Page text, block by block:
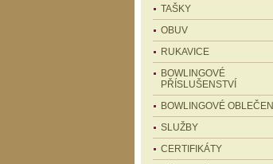
TAŠKY
OBUV
RUKAVICE
BOWLINGOVÉ
PŘÍSLUŠENSTVÍ
BOWLINGOVÉ OBLEČENÍ
SLUŽBY
CERTIFIKÁTY